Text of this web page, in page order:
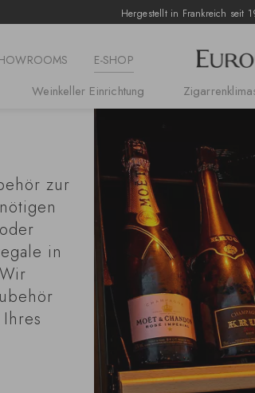
Hergestellt in Frankreich seit
E-SHOP
Weinkeller Einrichtung
zur
in